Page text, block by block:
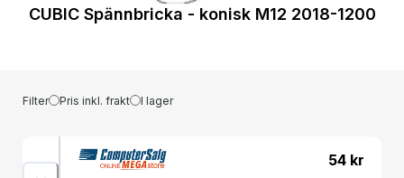
CUBIC Spännbricka - konisk M12 2018-1200
Filter Pris inkl. frakt I lager
54 kr